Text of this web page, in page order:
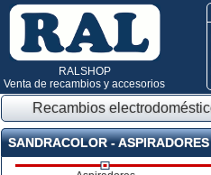
RALSHOP
Venta de recambios y accesorios
Recambios
SANDRACOLOR -